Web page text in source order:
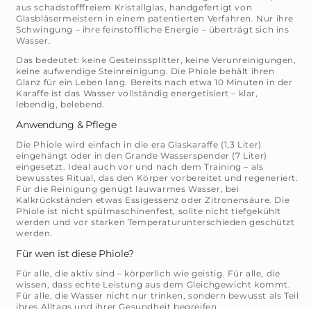
aus schadstofffreiem Kristallglas, handgefertigt von
Glasbläsermeistern in einem patentierten Verfahren. Nur ihre
Schwingung – ihre feinstoffliche Energie – überträgt sich ins
Wasser.
Das bedeutet: keine Gesteinssplitter, keine Verunreinigungen,
keine aufwendige Steinreinigung. Die Phiole behält ihren
Glanz für ein Leben lang. Bereits nach etwa 10 Minuten in der
Karaffe ist das Wasser vollständig energetisiert – klar,
lebendig, belebend.
Anwendung & Pflege
Die Phiole wird einfach in die era Glaskaraffe (1,3 Liter)
eingehängt oder in den Grande Wasserspender (7 Liter)
eingesetzt. Ideal auch vor und nach dem Training – als
bewusstes Ritual, das den Körper vorbereitet und regeneriert.
Für die Reinigung genügt lauwarmes Wasser, bei
Kalkrückständen etwas Essigessenz oder Zitronensäure. Die
Phiole ist nicht spülmaschinenfest, sollte nicht tiefgekühlt
werden und vor starken Temperaturunterschieden geschützt
werden.
Für wen ist diese Phiole?
Für alle, die aktiv sind – körperlich wie geistig. Für alle, die
wissen, dass echte Leistung aus dem Gleichgewicht kommt.
Für alle, die Wasser nicht nur trinken, sondern bewusst als Teil
ihres Alltags und ihrer Gesundheit begreifen.